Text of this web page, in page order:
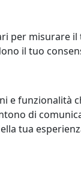
per misurare
il tuo
e funzionalità
di
tua